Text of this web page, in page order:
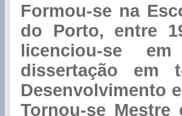
Formou-se na
do Porto, entre
licenciou-se
dissertação em
Desenvolvimento
Tornou-se Mestre